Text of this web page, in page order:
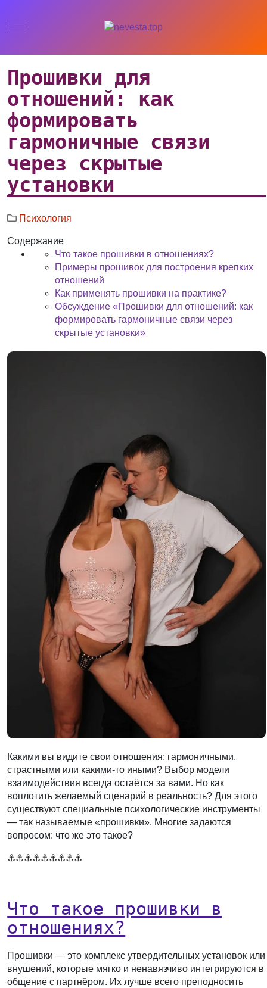
Прошивки для
отношений: как
формировать
гармоничные связи
через скрытые
установки
Психология
Содержание
Что такое прошивки в отношениях?
Примеры прошивок для построения крепких
отношений
Как применять прошивки на практике?
Обсуждение «Прошивки для отношений: как
формировать гармоничные связи через
скрытые установки»
Какими вы видите свои отношения: гармоничными,
страстными или какими-то иными? Выбор модели
взаимодействия всегда остаётся за вами. Но как
воплотить желаемый сценарий в реальность? Для этого
существуют специальные психологические инструменты
— так называемые «прошивки». Многие задаются
вопросом: что же это такое?
⚓️⚓️⚓️⚓️⚓️⚓️⚓️⚓️⚓️
Что такое прошивки в
отношениях?
Прошивки — это комплекс утвердительных установок или
внушений, которые мягко и ненавязчиво интегрируются в
общение с партнёром. Их лучше всего преподносить